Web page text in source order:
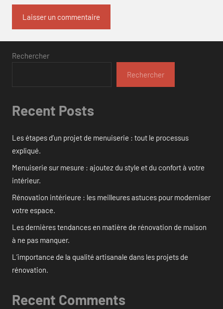
Rechercher
Rechercher
Recent Posts
Les étapes d’un projet de menuiserie : tout le processus
expliqué.
Menuiserie sur mesure : ajoutez du style et du confort à votre
intérieur.
Rénovation intérieure : les meilleures astuces pour moderniser
votre espace.
Les dernières tendances en matière de rénovation de maison
à ne pas manquer.
L’importance de la qualité artisanale dans les projets de
rénovation.
Recent Comments